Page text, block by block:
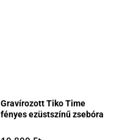
Gravírozott Tiko Time
fényes ezüstszínű zsebóra